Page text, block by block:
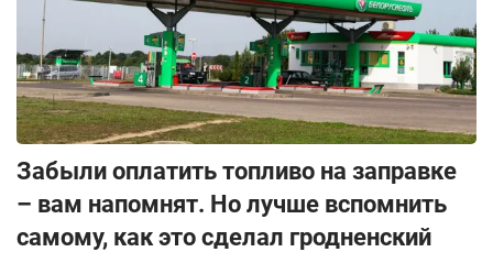
Забыли оплатить топливо на заправке
– вам напомнят. Но лучше вспомнить
самому, как это сделал гродненский